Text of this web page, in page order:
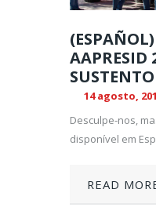
AAPRESID
14 agosto,
Desculpe-nos,
disponível em
READ